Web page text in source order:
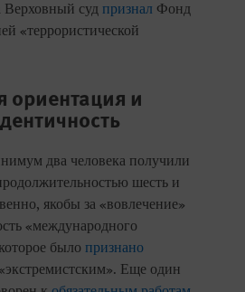
Верховный суд признал Фонд
«террористической
ориентация и
два человека получили
шесть и
якобы за «вовлечение»
«международного
было признано
Еще один